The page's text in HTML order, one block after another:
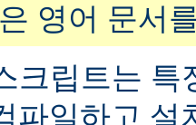
영어 문서
크립트는 특
파일하고 설